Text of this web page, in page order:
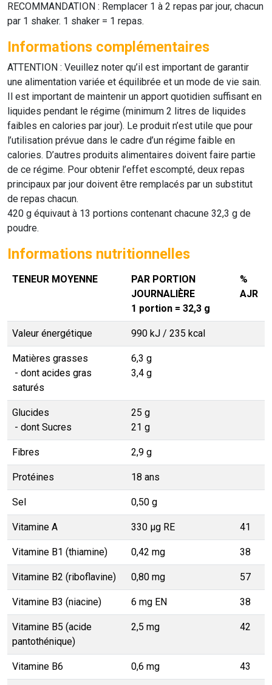
RECOMMANDATION : Remplacer 1 à 2 repas par jour, chacun
par 1 shaker. 1 shaker = 1 repas.
Informations complémentaires
ATTENTION : Veuillez noter qu’il est important de garantir
une alimentation variée et équilibrée et un mode de vie sain.
Il est important de maintenir un apport quotidien suffisant en
liquides pendant le régime (minimum 2 litres de liquides
faibles en calories par jour). Le produit n’est utile que pour
l’utilisation prévue dans le cadre d’un régime faible en
calories. D’autres produits alimentaires doivent faire partie
de ce régime. Pour obtenir l’effet escompté, deux repas
principaux par jour doivent être remplacés par un substitut
de repas chacun.
420 g équivaut à 13 portions contenant chacune 32,3 g de
poudre.
Informations nutritionnelles
TENEUR MOYENNE
PAR PORTION
JOURNALIÈRE
1 portion = 32,3 g
%
AJR
Valeur énergétique 990 kJ / 235 kcal
Matières grasses
- dont acides gras
saturés
6,3 g
3,4 g
Glucides
- dont Sucres
25 g
21 g
Fibres 2,9 g
Protéines 18 ans
Sel 0,50 g
Vitamine A 330 µg RE 41
Vitamine B1 (thiamine) 0,42 mg 38
Vitamine B2 (riboflavine) 0,80 mg 57
Vitamine B3 (niacine) 6 mg EN 38
Vitamine B5 (acide
pantothénique)
2,5 mg 42
Vitamine B6 0,6 mg 43